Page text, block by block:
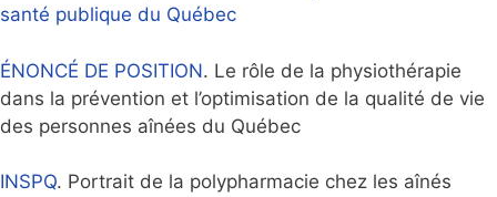
santé publique du Québec
ÉNONCÉ DE POSITION. Le rôle de la physiothérapie
dans la prévention et l’optimisation de la qualité de vie
des personnes aînées du Québec
INSPQ. Portrait de la polypharmacie chez les aînés